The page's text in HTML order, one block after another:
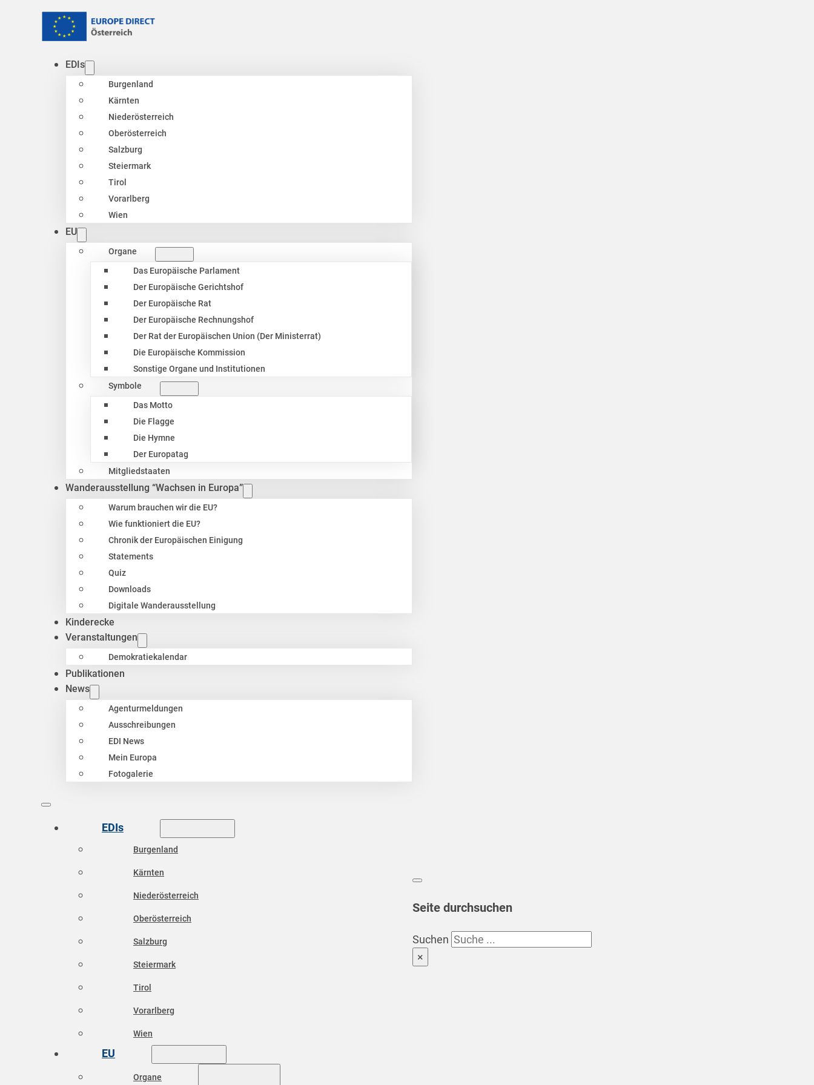
EDIs
Burgenland
Kärnten
Niederösterreich
Oberösterreich
Salzburg
Steiermark
Tirol
Vorarlberg
Wien
EU
Organe
Das Europäische Parlament
Der Europäische Gerichtshof
Der Europäische Rat
Der Europäische Rechnungshof
Der Rat der Europäischen Union (Der Ministerrat)
Die Europäische Kommission
Sonstige Organe und Institutionen
Symbole
Das Motto
Die Flagge
Die Hymne
Der Europatag
Mitgliedstaaten
Wanderausstellung “Wachsen in Europa”
Warum brauchen wir die EU?
Wie funktioniert die EU?
Chronik der Europäischen Einigung
Statements
Quiz
Downloads
Digitale Wanderausstellung
Kinderecke
Veranstaltungen
Demokratiekalendar
Publikationen
News
Agenturmeldungen
Ausschreibungen
EDI News
Mein Europa
Fotogalerie
EDIs
Burgenland
Kärnten
Niederösterreich
Oberösterreich
Salzburg
Steiermark
Tirol
Vorarlberg
Wien
EU
Organe
Seite durchsuchen
Suchen
×